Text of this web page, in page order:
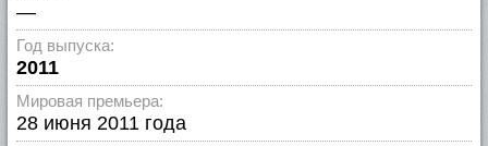
—
Год выпуска:
2011
Мировая премьера:
28 июня 2011 года